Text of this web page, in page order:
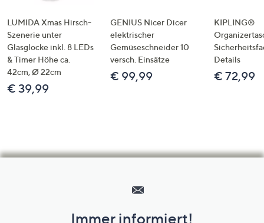
LUMIDA Xmas Hirsch-
Szenerie unter
Glasglocke inkl. 8 LEDs
& Timer Höhe ca.
42cm, Ø 22cm
€ 39,99
GENIUS Nicer Dicer
elektrischer
Gemüseschneider 10
versch. Einsätze
€ 99,99
KIPLING®
Details
€ 72,99
Immer informiert!